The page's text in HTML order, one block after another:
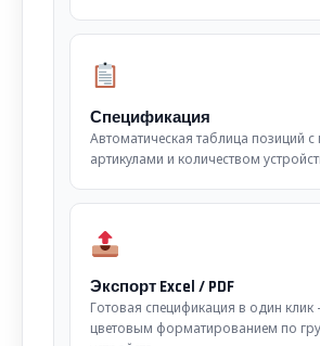
Спецификация
Автоматическая таблица позиций
артикулами и количеством
Экспорт Excel / PDF
Готовая спецификация в один
цветовым форматированием по